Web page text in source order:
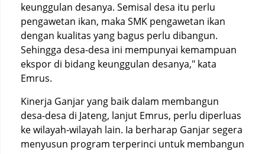
keunggulan desanya. Semisal desa itu perlu
pengawetan ikan, maka SMK pengawetan ikan
dengan kualitas yang bagus perlu dibangun.
Sehingga desa-desa ini mempunyai kemampuan
ekspor di bidang keunggulan desanya," kata
Emrus.
Kinerja Ganjar yang baik dalam membangun
desa-desa di Jateng, lanjut Emrus, perlu diperluas
ke wilayah-wilayah lain. Ia berharap Ganjar segera
menyusun program terperinci untuk membangun